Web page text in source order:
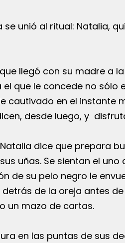
unió al ritual: Natalia,
llegó con su madre a
que le concede no sólo
cautivado en el instante
desde luego, y
dice que prepara
uñas. Se sientan el uno
de su pelo negro le
de la oreja antes
un mazo de cartas.
en las puntas de sus